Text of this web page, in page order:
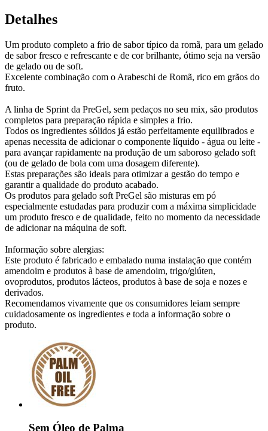
Detalhes
Um produto completo a frio de sabor típico da romã, para um gelado
de sabor fresco e refrescante e de cor brilhante, ótimo seja na versão
de gelado ou de soft.
Excelente combinação com o Arabeschi de Romã, rico em grãos do
fruto.
A linha de Sprint da PreGel, sem pedaços no seu mix, são produtos
completos para preparação rápida e simples a frio.
Todos os ingredientes sólidos já estão perfeitamente equilibrados e
apenas necessita de adicionar o componente líquido - água ou leite -
para avançar rapidamente na produção de um saboroso gelado soft
(ou de gelado de bola com uma dosagem diferente).
Estas preparações são ideais para otimizar a gestão do tempo e
garantir a qualidade do produto acabado.
Os produtos para gelado soft PreGel são misturas em pó
especialmente estudadas para produzir com a máxima simplicidade
um produto fresco e de qualidade, feito no momento da necessidade
de adicionar na máquina de soft.
Informação sobre alergias:
Este produto é fabricado e embalado numa instalação que contém
amendoim e produtos à base de amendoim, trigo/glúten,
ovoprodutos, produtos lácteos, produtos à base de soja e nozes e
derivados.
Recomendamos vivamente que os consumidores leiam sempre
cuidadosamente os ingredientes e toda a informação sobre o
produto.
Sem Óleo de Palma